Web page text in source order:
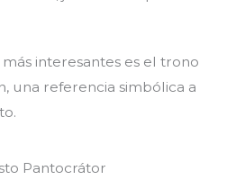
interesantes es el trono
una referencia simbólica a
Pantocrátor